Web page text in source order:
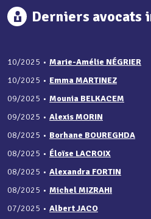
Derniers avocats
10/2025 • Marie-Amélie NÉGRIER
10/2025 • Emma MARTINEZ
09/2025 • Mounia BELKACEM
09/2025 • Alexis MORIN
08/2025 • Borhane BOUREGHDA
08/2025 • Éloïse LACROIX
08/2025 • Alexandra FORTIN
08/2025 • Michel MIZRAHI
07/2025 • Albert JACO